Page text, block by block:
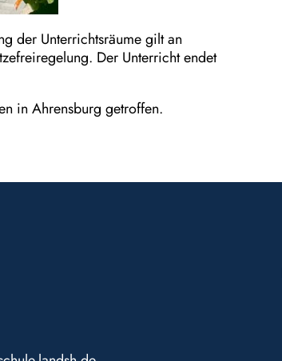
der Unterrichtsräume gilt an
Der Unterricht endet
in Ahrensburg getroffen.